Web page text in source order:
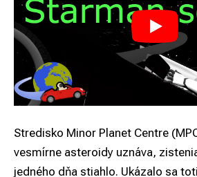
Stredisko Minor Planet Centre
vesmírne asteroidy uznáva,
jedného dňa stiahlo. Ukázalo sa